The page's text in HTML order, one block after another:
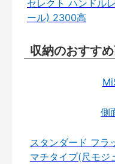
セレクト ハンドル
ール) 2300高
収納のおすす
側
スタンダード フラ
マチタイプ(尺モジ